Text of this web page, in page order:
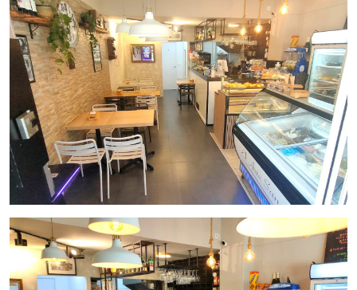
Licencia Bar Heladería (se ha solicitadonueva
licenciadeBar Cafetería)
Local de70 m²
Aforo de33 personas totales
CocinaCon Salida de HumosdeFiltro de Carbono
Terrazacon5 mesas oficiales
Negocio en funcionamiento
Venta de helados
Máquina tragaperras
sin permanencia
Amplio espacio de trabajo
Zona residencial congran densidad de población
Rodeado decomercios y servicios
Clientela fidelizada
Equipamiento y extras